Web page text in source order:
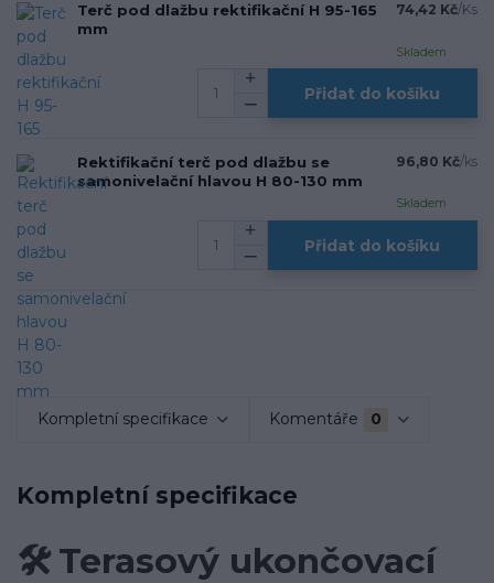
Terč pod dlažbu rektifikační H 95-165
mm
74,42 Kč/Ks
Skladem
Přidat do košíku
Rektifikační terč pod dlažbu se
samonivelační hlavou H 80-130 mm
96,80 Kč/ks
Skladem
Přidat do košíku
Kompletní specifikace Komentáře 0
Kompletní specifikace
🛠️ Terasový ukončovací